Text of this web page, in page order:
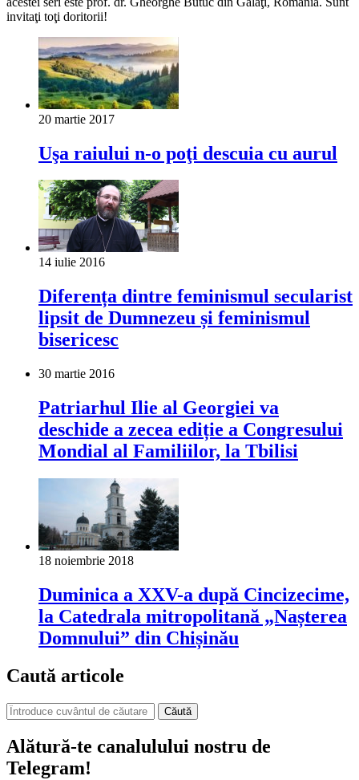
invitaţi toţi doritorii!
20 martie 2017
Uşa raiului n-o poţi descuia cu aurul
14 iulie 2016
Diferența dintre feminismul secularist
lipsit de Dumnezeu și feminismul
bisericesc
30 martie 2016
Patriarhul Ilie al Georgiei va
deschide a zecea ediție a Congresului
Mondial al Familiilor, la Tbilisi
18 noiembrie 2018
Duminica a XXV-a după Cincizecime,
la Catedrala mitropolitană „Nașterea
Domnului” din Chișinău
Caută articole
Căută
Alătură-te canalulului nostru de
Telegram!